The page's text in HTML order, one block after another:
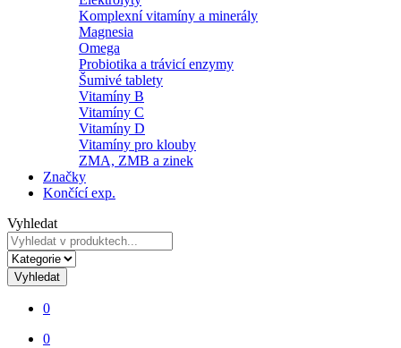
Komplexní vitamíny a minerály
Magnesia
Omega
Probiotika a trávicí enzymy
Šumivé tablety
Vitamíny B
Vitamíny C
Vitamíny D
Vitamíny pro klouby
ZMA, ZMB a zinek
Značky
Končící exp.
Vyhledat
Vyhledat
0
0